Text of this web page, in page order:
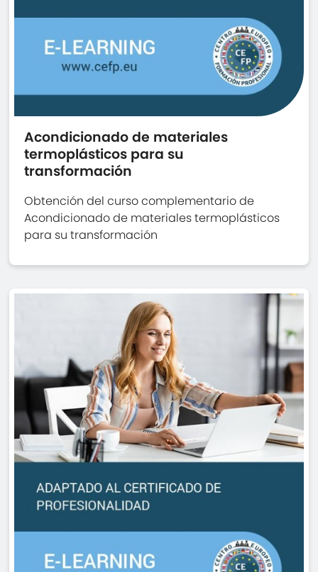
Acondicionado de materiales
termoplásticos para su
transformación
Obtención del curso complementario de
Acondicionado de materiales termoplásticos
para su transformación